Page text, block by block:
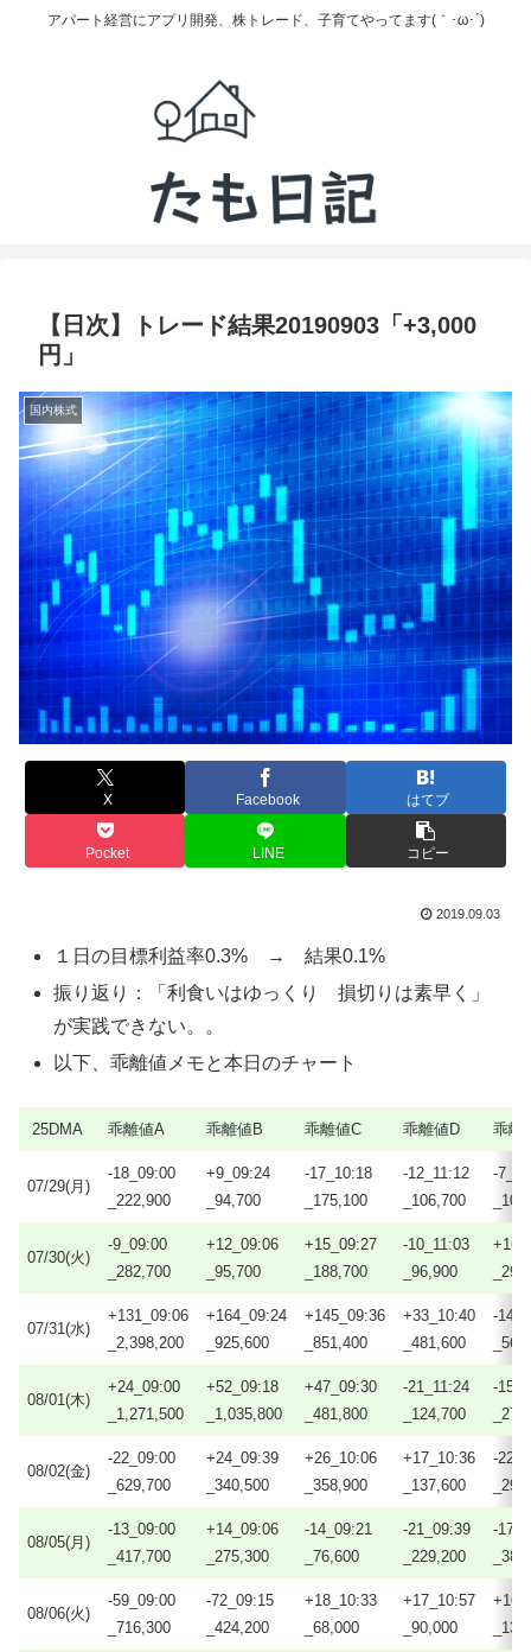
アパート経営にアプリ開発、株トレード、子育てやってます(｀･ω･´)
【日次】トレード結果20190903「+3,000
円」
国内株式
X Facebook はてブ
Pocket LINE コピー
2019.09.03
１日の目標利益率0.3% → 結果0.1%
振り返り：「利食いはゆっくり 損切りは素早く」
が実践できない。。
以下、乖離値メモと本日のチャート
25DMA 乖離値A 乖離値B 乖離値C 乖離値D 乖離
07/29(月)
-18_09:00
_222,900
+9_09:24
_94,700
-17_10:18
_175,100
-12_11:12
_106,700
-
07/30(火)
-9_09:00
_282,700
+12_09:06
_95,700
+15_09:27
_188,700
-10_11:03
_96,900
07/31(水)
+131_09:06
_2,398,200
+164_09:24
_925,600
+145_09:36
_851,400
+33_10:40
_481,600
-
08/01(木)
+24_09:00
_1,271,500
+52_09:18
_1,035,800
+47_09:30
_481,800
-21_11:24
_124,700
-
08/02(金)
-22_09:00
_629,700
+24_09:39
_340,500
+26_10:06
_358,900
+17_10:36
_137,600
-
08/05(月)
-13_09:00
_417,700
+14_09:06
_275,300
-14_09:21
_76,600
-21_09:39
_229,200
-
08/06(火)
-59_09:00
_716,300
-72_09:15
_424,200
+18_10:33
_68,000
+17_10:57
_90,000